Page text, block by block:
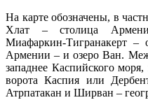
На карте обозначены, в
Хлат – столица
Миафаркин-Тигранакерт –
Армении – и озеро Ван.
западнее Каспийского моря,
ворота Каспия или
Атрпатакан и Ширван –